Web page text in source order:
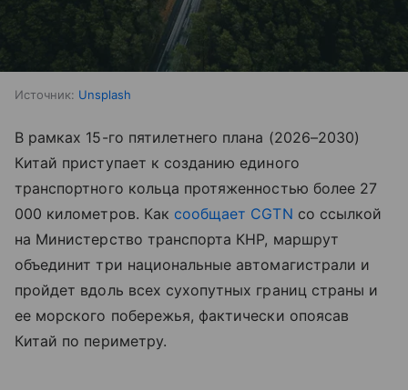
Источник: Unsplash
В рамках 15-го пятилетнего плана (2026–2030)
Китай приступает к созданию единого
транспортного кольца протяженностью более 27
000 километров. Как сообщает CGTN со ссылкой
на Министерство транспорта КНР, маршрут
объединит три национальные автомагистрали и
пройдет вдоль всех сухопутных границ страны и
ее морского побережья, фактически опоясав
Китай по периметру.